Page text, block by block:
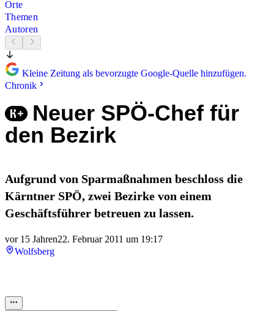
Orte
Themen
Autoren
Kleine Zeitung als bevorzugte Google-Quelle hinzufügen.
Chronik
Neuer SPÖ-Chef für
den Bezirk
Aufgrund von Sparmaßnahmen beschloss die
Kärntner SPÖ, zwei Bezirke von einem
Geschäftsführer betreuen zu lassen.
vor 15 Jahren22. Februar 2011 um 19:17
Wolfsberg